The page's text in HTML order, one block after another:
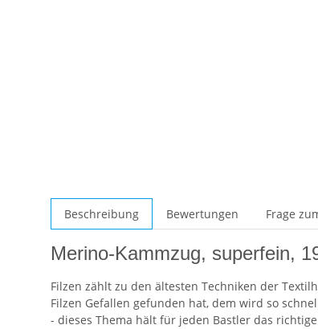
Beschreibung Bewertungen Frage
Merino-Kammzug, superfein,
Filzen zählt zu den ältesten Techniken der
Filzen Gefallen gefunden hat, dem wird so
- dieses Thema hält für jeden Bastler das